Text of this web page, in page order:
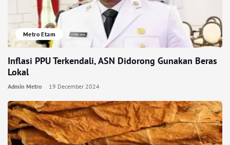
Metro Etam
Inflasi PPU Terkendali, ASN Didorong Gunakan Beras
Lokal
Admin Metro 19 December 2024